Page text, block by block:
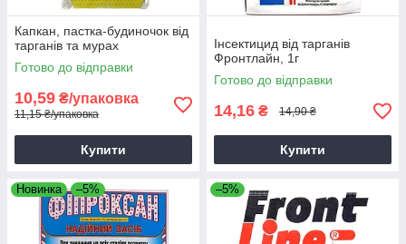
Капкан, пастка-будиночок від
тарганів та мурах
Готово до відправки
10,59 ₴/упаковка
11,15 ₴/упаковка
Купити
Інсектицид від тарганів
Фронтлайн, 1г
Готово до відправки
14,16 ₴ 14,90 ₴
Купити
Новинка –5% –5%